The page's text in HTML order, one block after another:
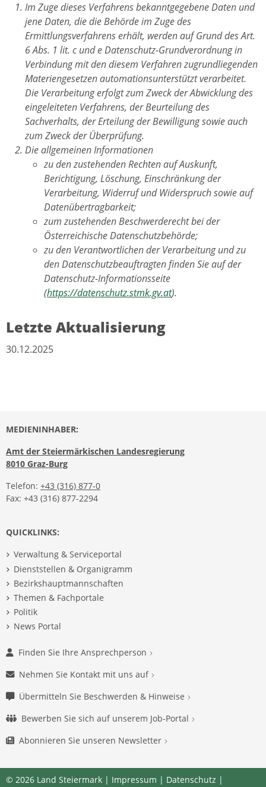
Im Zuge dieses Verfahrens bekanntgegebene Daten und
jene Daten, die die Behörde im Zuge des
Ermittlungsverfahrens erhält, werden auf Grund des Art.
6 Abs. 1 lit. c und e Datenschutz-Grundverordnung in
Verbindung mit den diesem Verfahren zugrundliegenden
Materiengesetzen automationsunterstützt verarbeitet.
Die Verarbeitung erfolgt zum Zweck der Abwicklung des
eingeleiteten Verfahrens, der Beurteilung des
Sachverhalts, der Erteilung der Bewilligung sowie auch
zum Zweck der Überprüfung.
Die allgemeinen Informationen
zu den zustehenden Rechten auf Auskunft,
Berichtigung, Löschung, Einschränkung der
Verarbeitung, Widerruf und Widerspruch sowie auf
Datenübertragbarkeit;
zum zustehenden Beschwerderecht bei der
Österreichische Datenschutzbehörde;
zu den Verantwortlichen der Verarbeitung und zu
den Datenschutzbeauftragten finden Sie auf der
Datenschutz-Informationsseite
(https://datenschutz.stmk.gv.at).
Letzte Aktualisierung
30.12.2025
MEDIENINHABER:
Amt der Steiermärkischen Landesregierung
8010 Graz-Burg
Telefon: +43 (316) 877-0
Fax: +43 (316) 877-2294
QUICKLINKS:
Verwaltung & Serviceportal
Dienststellen & Organigramm
Bezirkshauptmannschaften
Themen & Fachportale
Politik
News Portal
Finden Sie Ihre Ansprechperson
Nehmen Sie Kontakt mit uns auf
Übermitteln Sie Beschwerden & Hinweise
Bewerben Sie sich auf unserem Job-Portal
Abonnieren Sie unseren Newsletter
© 2026 Land Steiermark | Impressum | Datenschutz |